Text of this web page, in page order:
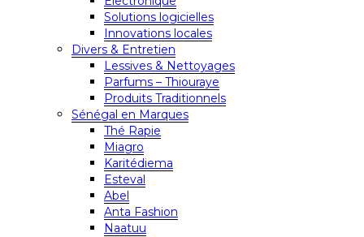
Solutions logicielles
Innovations locales
Divers & Entretien
Lessives & Nettoyages
Parfums – Thiouraye
Produits Traditionnels
Sénégal en Marques
Thé Rapie
Miagro
Karitédiema
Esteval
Abel
Anta Fashion
Naatuu